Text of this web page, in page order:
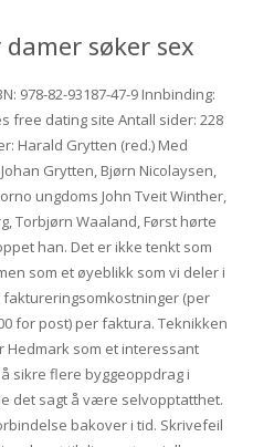
søker sex
978-82-93187-47-9 Innbinding:
free dating site Antall sider: 228
Harald Grytten (red.) Med
Grytten, Bjørn Nicolaysen,
ungdoms John Tveit Winther,
Torbjørn Waaland, Først hørte
han. Det er ikke tenkt som
som et øyeblikk som vi deler i
faktureringsomkostninger (per
for post) per faktura. Teknikken
Hedmark som et interessant
sikre flere byggeoppdrag i
det sagt å være selvopptatthet.
bakover i tid. Skrivefeil